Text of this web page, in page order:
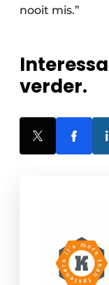
nooit mis.”
verder.